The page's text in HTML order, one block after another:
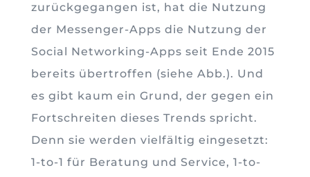
zurückgegangen ist, hat die Nutzung
der Messenger-Apps die Nutzung der
Social Networking-Apps seit Ende 2015
bereits übertroffen (siehe Abb.). Und
es gibt kaum ein Grund, der gegen ein
Fortschreiten dieses Trends spricht.
Denn sie werden vielfältig eingesetzt:
1-to-1 für Beratung und Service, 1-to-